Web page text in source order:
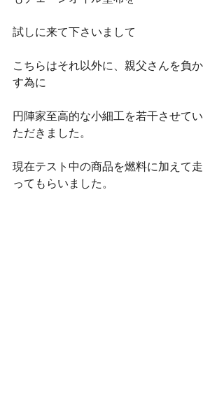
試しに来て下さいまして
こちらはそれ以外に、親父さんを負か
す為に
円陣家至高的な小細工を若干させてい
ただきました。
現在テスト中の商品を燃料に加えて走
ってもらいました。